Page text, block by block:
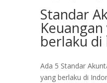
Standar
berlaku di
Ada 5 Standar
yang berlaku di